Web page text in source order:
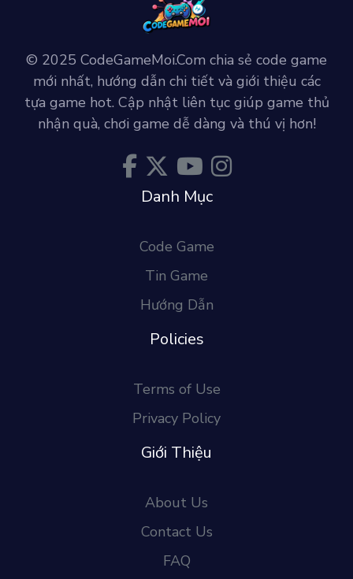
© 2025 CodeGameMoi.Com chia sẻ code game
mới nhất, hướng dẫn chi tiết và giới thiệu các
tựa game hot. Cập nhật liên tục giúp game thủ
nhận quà, chơi game dễ dàng và thú vị hơn!
Danh Mục
Code Game
Tin Game
Hướng Dẫn
Policies
Terms of Use
Privacy Policy
Giới Thiệu
About Us
Contact Us
FAQ